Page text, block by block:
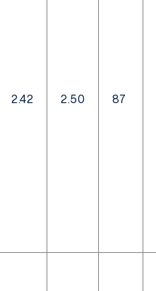
2.42 2.50 87